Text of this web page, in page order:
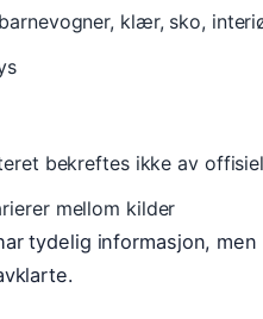
klær, sko,
bekreftes ikke av
mellom kilder
tydelig informasjon,